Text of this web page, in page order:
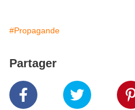
#Propagande
Partager